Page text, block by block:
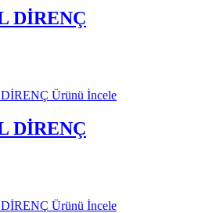
DİRENÇ
Ürünü İncele
DİRENÇ
Ürünü İncele